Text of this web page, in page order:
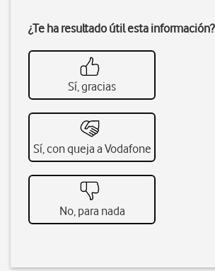
¿Te ha resultado útil esta información?
Sí, gracias
Sí, con queja a Vodafone
No, para nada